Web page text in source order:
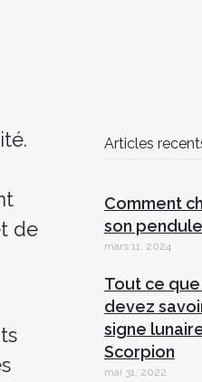
de
Articles
Comment
son pendule
mars 11, 2024
Tout ce
devez
signe
Scorpion
mai 31, 2022